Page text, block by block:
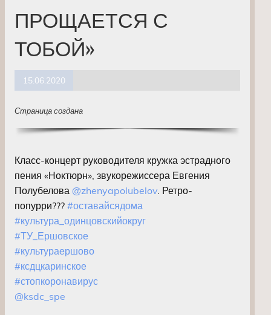
ПРОЩАЕТСЯ С
ТОБОЙ»
15.06.2020
Страница создана
Класс-концерт руководителя кружка эстрадного
пения «Ноктюрн», звукорежиссера Евгения
Полубелова @zhenyapolubelov . Ретро-
попурри??? #оставайсядома
#культура_одинцовскийокруг
#ТУ_Ершовское
#культураершово
#ксдцкаринское
#стопкоронавирус
@ksdc_spe